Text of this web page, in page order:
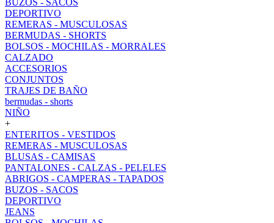
BUZOS - SACOS
DEPORTIVO
REMERAS - MUSCULOSAS
BERMUDAS - SHORTS
BOLSOS - MOCHILAS - MORRALES
CALZADO
ACCESORIOS
CONJUNTOS
TRAJES DE BAÑO
bermudas - shorts
NIÑO
+
ENTERITOS - VESTIDOS
REMERAS - MUSCULOSAS
BLUSAS - CAMISAS
PANTALONES - CALZAS - PELELES
ABRIGOS - CAMPERAS - TAPADOS
BUZOS - SACOS
DEPORTIVO
JEANS